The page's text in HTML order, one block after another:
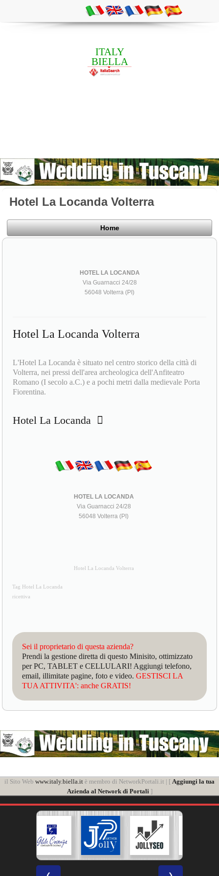
ITALY
BIELLA
Hotel La Locanda Volterra
Home
HOTEL LA LOCANDA
Via Guarnacci 24/28
56048 Volterra (PI)
Hotel La Locanda Volterra
L'Hotel La Locanda è situato nel centro storico della città di
Volterra, nei pressi dell'area archeologica dell'Anfiteatro
Romano (I secolo a.C.) e a pochi metri dalla medievale Porta
Fiorentina.
Hotel La Locanda
HOTEL LA LOCANDA
Via Guarnacci 24/28
56048 Volterra (PI)
Hotel La Locanda Volterra
Tag Hotel La Locanda
ricettiva
Sei il proprietario di questa azienda?
Prendi la gestione diretta di questo Minisito, ottimizzato
per PC, TABLET e CELLULARI! Aggiungi telefono,
email, illimitate pagine, foto e video.GESTISCI LA
TUA ATTIVITA': anche GRATIS!
il Sito Web www.italy.biella.it è membro di NetworkPortali.it | [ Aggiungi la tua
Azienda al Network di Portali]